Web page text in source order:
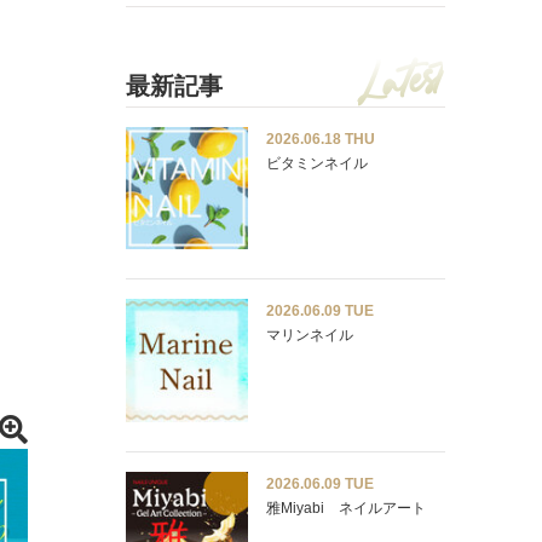
最新記事
2026.06.18 THU
ビタミンネイル
2026.06.09 TUE
マリンネイル
2026.06.09 TUE
雅Miyabi ネイルアート